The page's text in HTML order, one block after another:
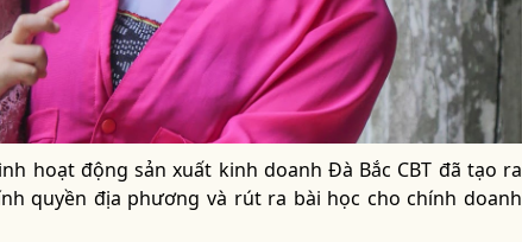
hoạt động sản xuất kinh doanh Đà Bắc CBT đã tạo ra
quyền địa phương và rút ra bài học cho chính doanh